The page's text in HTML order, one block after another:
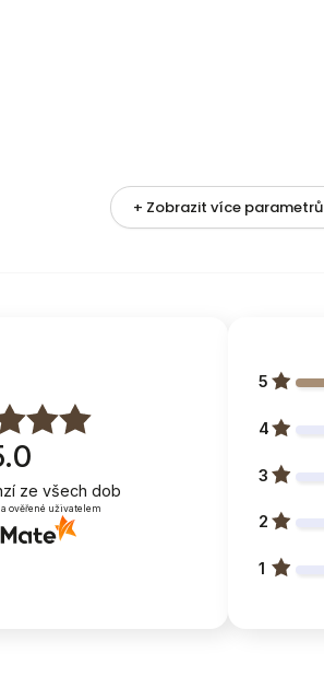
+ Zobrazit více parametrů
ze všech dob
ověřené uživatelem
5
4
3
2
1